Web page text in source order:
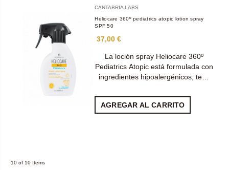
CANTABRIA LABS
Heliocare 360º pediatrics atopic lotion spray
SPF 50
37,00 €
La loción spray Heliocare 360º
Pediatrics Atopic está formulada con
ingredientes hipoalergénicos, te…
AGREGAR AL CARRITO
10 of 10 Items